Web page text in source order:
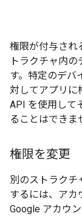
権限が付与され
トラクチャ内
す。特定のデバ
対してアプリに
API を使用して
ることはできま
権限を変更
別のストラクチ
するには、アカ
Google アカウ